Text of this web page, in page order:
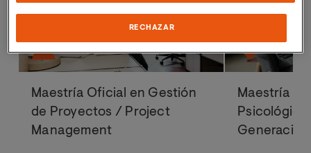
Maestría Oficial en Gestión
de Proyectos / Project
Management
Maestría
Generación
RECHAZAR